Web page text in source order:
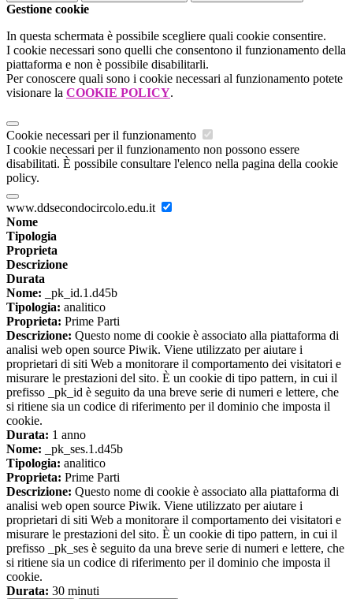
Gestione cookie
In questa schermata è possibile scegliere quali cookie consentire.
I cookie necessari sono quelli che consentono il funzionamento della
piattaforma e non è possibile disabilitarli.
Per conoscere quali sono i cookie necessari al funzionamento potete
visionare la COOKIE POLICY.
Cookie necessari per il funzionamento
I cookie necessari per il funzionamento non possono essere
disabilitati. È possibile consultare l'elenco nella pagina della cookie
policy.
www.ddsecondocircolo.edu.it
Nome
Tipologia
Proprieta
Descrizione
Durata
Nome: _pk_id.1.d45b
Tipologia: analitico
Proprieta: Prime Parti
Descrizione: Questo nome di cookie è associato alla piattaforma di
analisi web open source Piwik. Viene utilizzato per aiutare i
proprietari di siti Web a monitorare il comportamento dei visitatori e
misurare le prestazioni del sito. È un cookie di tipo pattern, in cui il
prefisso _pk_id è seguito da una breve serie di numeri e lettere, che
si ritiene sia un codice di riferimento per il dominio che imposta il
cookie.
Durata: 1 anno
Nome: _pk_ses.1.d45b
Tipologia: analitico
Proprieta: Prime Parti
Descrizione: Questo nome di cookie è associato alla piattaforma di
analisi web open source Piwik. Viene utilizzato per aiutare i
proprietari di siti Web a monitorare il comportamento dei visitatori e
misurare le prestazioni del sito. È un cookie di tipo pattern, in cui il
prefisso _pk_ses è seguito da una breve serie di numeri e lettere, che
si ritiene sia un codice di riferimento per il dominio che imposta il
cookie.
Durata: 30 minuti